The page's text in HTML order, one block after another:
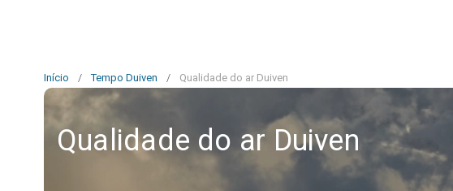
Início / Tempo Duiven / Qualidade do ar Duiven
Qualidade do ar Duiven